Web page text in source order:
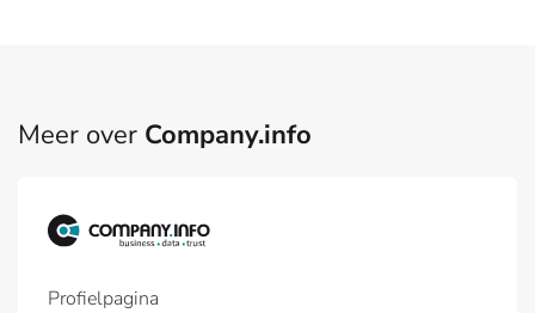
Meer over Company.info
Profielpagina